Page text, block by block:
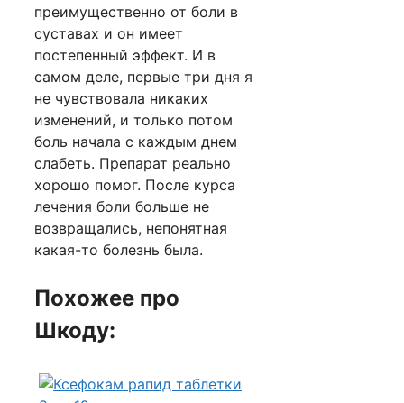
преимущественно от боли в
суставах и он имеет
постепенный эффект. И в
самом деле, первые три дня я
не чувствовала никаких
изменений, и только потом
боль начала с каждым днем
слабеть. Препарат реально
хорошо помог. После курса
лечения боли больше не
возвращались, непонятная
какая-то болезнь была.
Похожее про
Шкоду: